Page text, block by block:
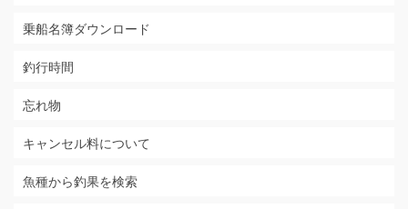
乗船名簿ダウンロード
釣行時間
忘れ物
キャンセル料について
魚種から釣果を検索